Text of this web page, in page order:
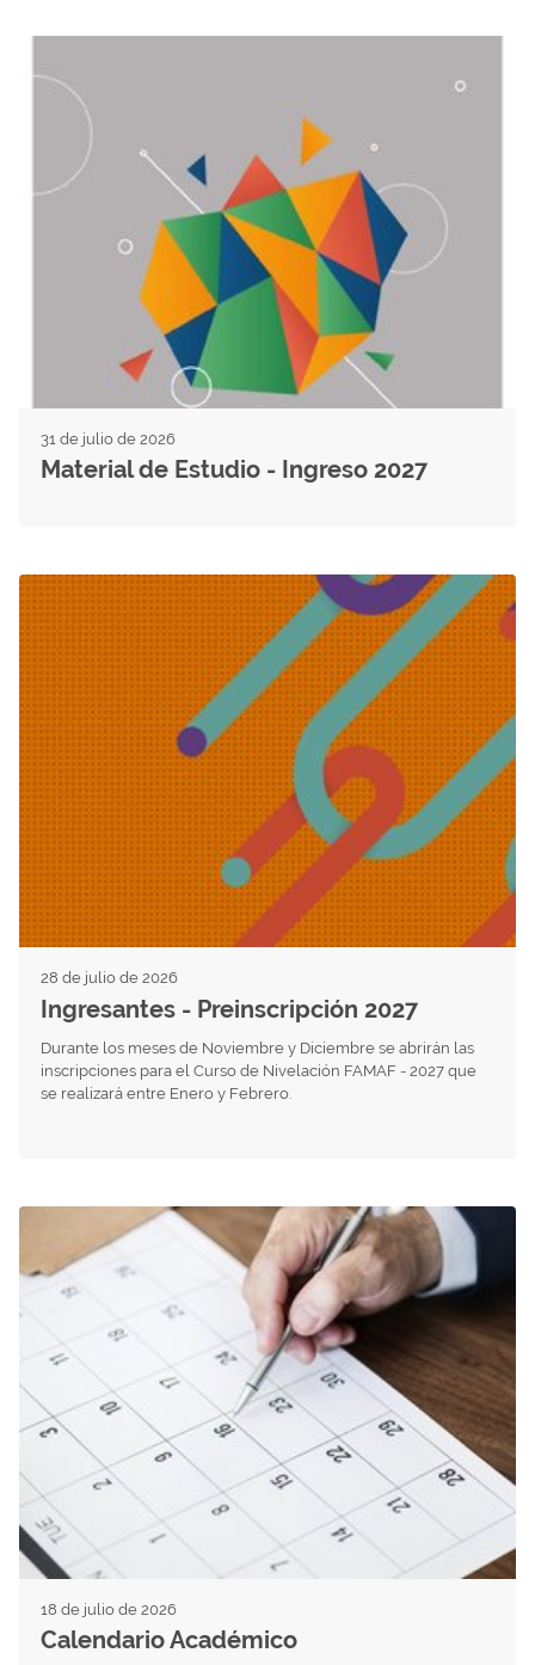
31 de julio de 2026
Material de Estudio - Ingreso 2027
28 de julio de 2026
Ingresantes - Preinscripción 2027
Durante los meses de Noviembre y Diciembre se abrirán las
inscripciones para el Curso de Nivelación FAMAF - 2027 que
se realizará entre Enero y Febrero.
18 de julio de 2026
Calendario Académico